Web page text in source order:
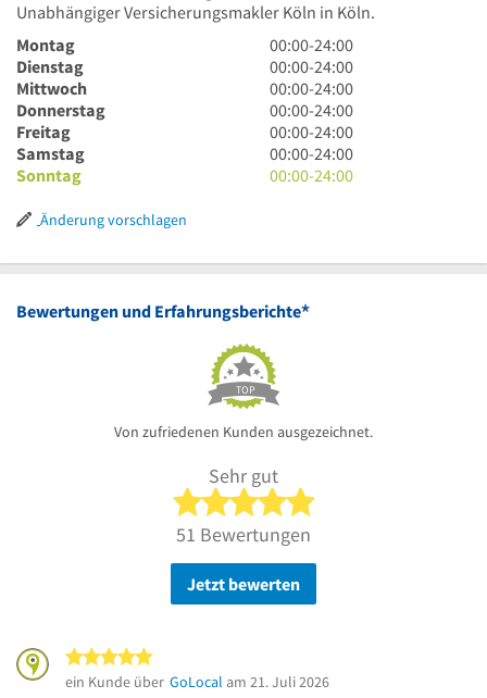
Unabhängiger Versicherungsmakler Köln in Köln.
Montag
0
Uhr
bis
24
Uhr
00:00-24:00
Dienstag
0
Uhr
bis
24
Uhr
00:00-24:00
Mittwoch
0
Uhr
bis
24
Uhr
00:00-24:00
Donnerstag
0
Uhr
bis
24
00:00-24:00
Freitag
0
Uhr
bis
00:00-24:00
Samstag
0
Uhr
00:00-24:00
Sonntag
0
Uhr
00:00-24:00
Änderung vorschlagen
Bewertungen und Erfahrungsberichte*
TOP
Von zufriedenen Kunden ausgezeichnet.
Sehr gut
5 von 5 Sternen
51 Bewertungen
Jetzt bewerten
ein Kunde über GoLocal am 21. Juli 2026